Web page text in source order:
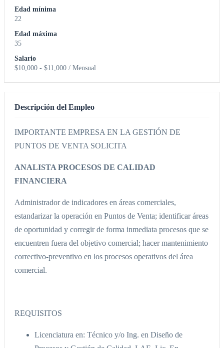
Edad mínima
22
Edad máxima
35
Salario
$10,000 - $11,000 / Mensual
Descripción del Empleo
IMPORTANTE EMPRESA EN LA GESTIÓN DE
PUNTOS DE VENTA SOLICITA
ANALISTA PROCESOS DE CALIDAD
FINANCIERA
Administrador de indicadores en áreas comerciales,
estandarizar la operación en Puntos de Venta; identificar áreas
de oportunidad y corregir de forma inmediata procesos que se
encuentren fuera del objetivo comercial; hacer mantenimiento
correctivo-preventivo en los procesos operativos del área
comercial.
REQUISITOS
Licenciatura en: Técnico y/o Ing. en Diseño de